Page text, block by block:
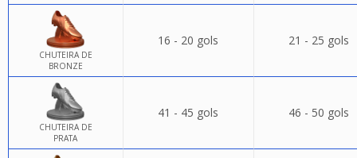
CHUTEIRA DE
BRONZE
16 - 20 gols 21 - 25 gols
CHUTEIRA DE
PRATA
41 - 45 gols 46 - 50 gols